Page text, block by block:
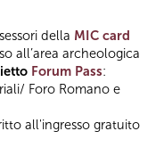
della MIC card
all’area archeologica
Forum Pass:
Foro Romano e
all'ingresso gratuito